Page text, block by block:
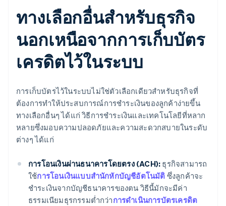
ทางเลือกอื่นสำหรับธุรกิจ
นอกเหนือจากการเก็บบัตร
เครดิตไว้ในระบบ
การเก็บบัตรไว้ในระบบไม่ใช่ตัวเลือกเดียวสำหรับธุรกิจที่
ต้องการทำให้ประสบการณ์การชำระเงินของลูกค้าง่ายขึ้น
ทางเลือกอื่นๆ ได้แก่ วิธีการชำระเงินและเทคโนโลยีที่หลาก
หลายซึ่งมอบความปลอดภัยและความสะดวกสบายในระดับ
ต่างๆ ได้แก่
การโอนเงินผ่านธนาคารโดยตรง (ACH): ธุรกิจสามารถ
ใช้การโอนเงินแบบสำนักหักบัญชีอัตโนมัติ ซึ่งลูกค้าจะ
ชำระเงินจากบัญชีธนาคารของตน วิธีนี้มักจะมีค่า
ธรรมเนียมธุรกรรมต่ำกว่าการดำเนินการบัตรเครดิต